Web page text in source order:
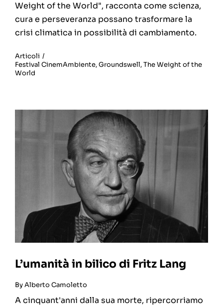
Weight of the World", racconta come scienza,
cura e perseveranza possano trasformare la
crisi climatica in possibilità di cambiamento.
Articoli /
Festival CinemAmbiente,Groundswell,The Weight of the
World
L’umanità in bilico di Fritz Lang
ByAlberto Camoletto
A cinquant'anni dalla sua morte, ripercorriamo